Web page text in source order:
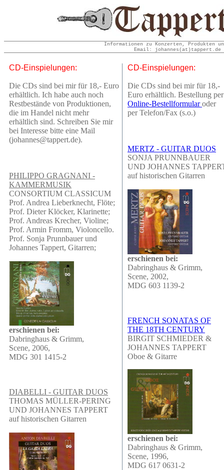
Informationen zu Konzerten, Produkten
Email: johannes(at)tappert.de
CD-Einspielungen:
Die CDs sind bei mir für 18,- Euro
erhältlich. Ich habe auch noch
Restbestände von Produktionen,
die im Handel nicht mehr
erhältlich sind. Schreiben Sie mir
bei Interesse bitte eine Mail
(johannes@tappert.de).
PHILIPPO GRAGNANI -
KAMMERMUSIK
CONSORTIUM CLASSICUM
Prof. Andrea Lieberknecht, Flöte;
Prof. Dieter Klöcker, Klarinette;
Prof. Andreas Krecher, Violine;
Prof. Armin Fromm, Violoncello.
Prof. Sonja Prunnbauer und
Johannes Tappert, Gitarren;
erschienen bei:
Dabringhaus & Grimm,
Scene, 2006,
MDG 301 1415-2
DIABELLI - GUITAR DUOS
THOMAS MÜLLER-PERING
UND JOHANNES TAPPERT
auf historischen Gitarren
CD-Einspielungen:
Die CDs sind bei mir für 18,-
Euro erhältlich. Bestellung per
Online-Bestellformularoder
per Telefon/Fax (s.o.)
MERTZ - GUITAR DUOS
SONJA PRUNNBAUER
UND JOHANNES
auf historischen Gitarren
erschienen bei:
Dabringhaus & Grimm,
Scene, 2002,
MDG 603 1139-2
FRENCH SONATAS OF
THE 18TH CENTURY
BIRGIT SCHMIEDER &
JOHANNES TAPPERT
Oboe & Gitarre
erschienen bei:
Dabringhaus & Grimm,
Scene, 1996,
MDG 617 0631-2